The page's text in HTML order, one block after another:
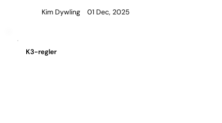
Kim Dywling 01 Dec, 2025
K3-regler